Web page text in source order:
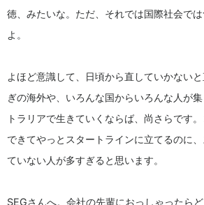
徳、みたいな。ただ、それでは国際社会で
よ。
よほど意識して、日頃から直していかない
ぎの海外や、いろんな国からいろんな人が
トラリアで生きていくならば、尚さらです
できてやっとスタートラインに立てるのに
ていない人が多すぎると思います。
SEGさんへ。会社の先輩におっしゃったら